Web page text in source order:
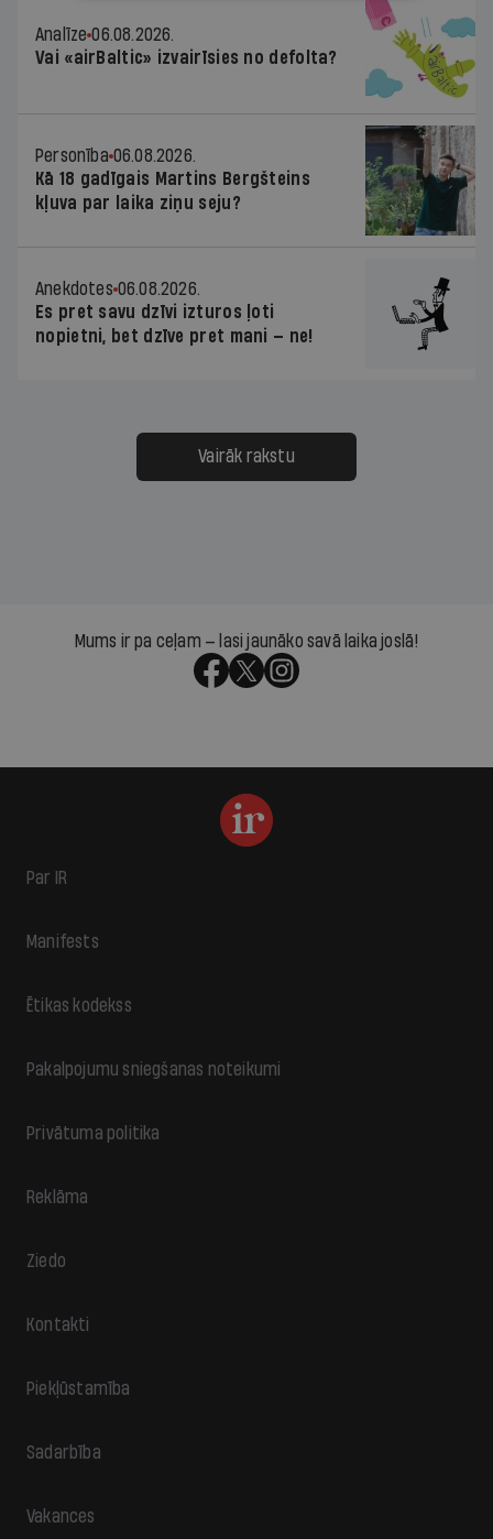
Analīze 06.08.2026.
Vai «airBaltic» izvairīsies no defolta?
Personība 06.08.2026.
Kā 18 gadīgais Martins Bergšteins
kļuva par laika ziņu seju?
Anekdotes 06.08.2026.
Es pret savu dzīvi izturos ļoti
nopietni, bet dzīve pret mani — ne!
Vairāk rakstu
Mums ir pa ceļam — lasi jaunāko savā laika joslā!
Par IR
Manifests
Ētikas kodekss
Pakalpojumu sniegšanas noteikumi
Privātuma politika
Reklāma
Ziedo
Kontakti
Piekļūstamība
Sadarbība
Vakances